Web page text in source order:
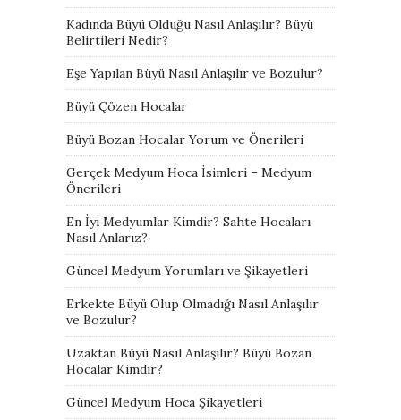
Kadında Büyü Olduğu Nasıl Anlaşılır? Büyü
Belirtileri Nedir?
Eşe Yapılan Büyü Nasıl Anlaşılır ve Bozulur?
Büyü Çözen Hocalar
Büyü Bozan Hocalar Yorum ve Önerileri
Gerçek Medyum Hoca İsimleri – Medyum
Önerileri
En İyi Medyumlar Kimdir? Sahte Hocaları
Nasıl Anlarız?
Güncel Medyum Yorumları ve Şikayetleri
Erkekte Büyü Olup Olmadığı Nasıl Anlaşılır
ve Bozulur?
Uzaktan Büyü Nasıl Anlaşılır? Büyü Bozan
Hocalar Kimdir?
Güncel Medyum Hoca Şikayetleri